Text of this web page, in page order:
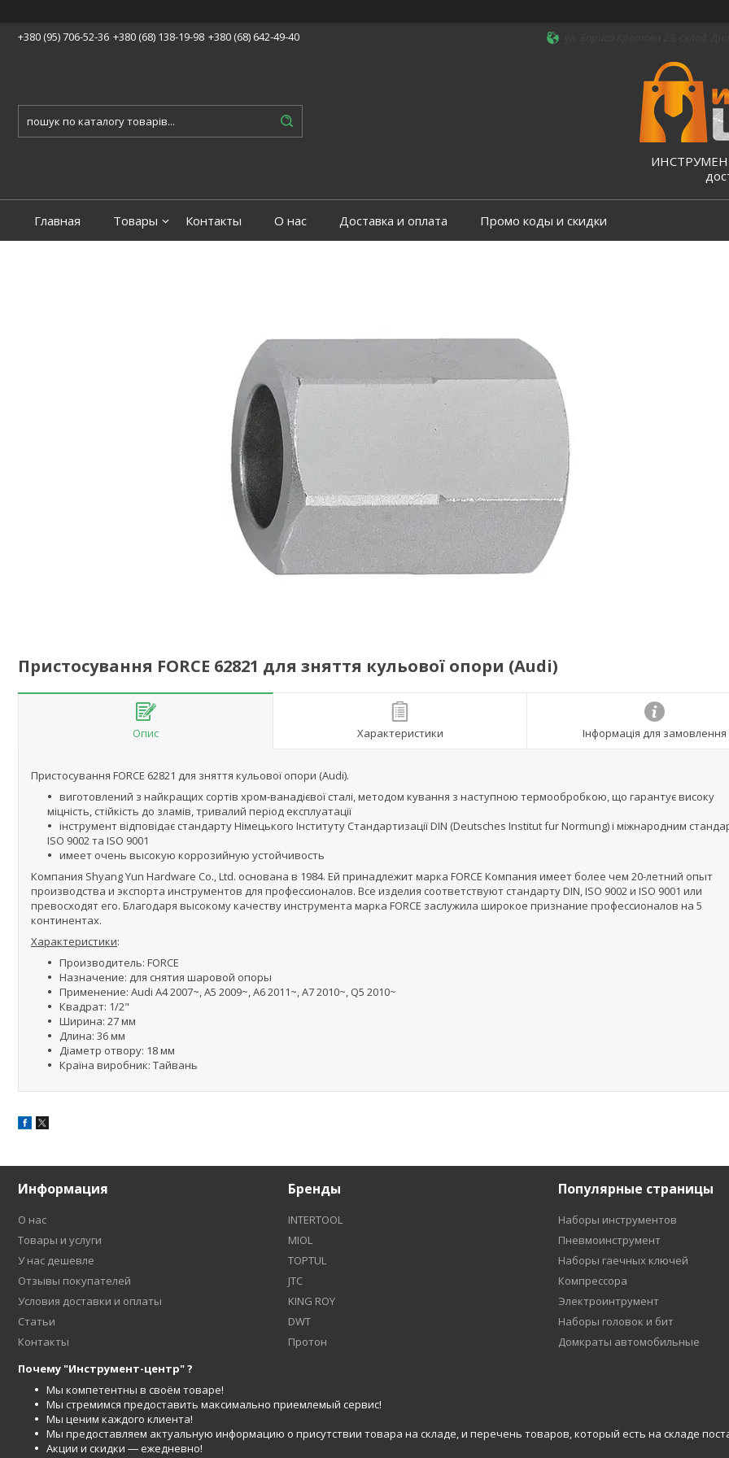
+380 (95) 706-52-36 +380 (68) 138-19-98 +380 (68) 642-49-40
Главная Товары Контакты О нас Доставка и оплата Промо коды и скидки
Пристосування FORCE 62821 для зняття кульової опори (Audi)
Опис Характеристики Інформація для замовлення
Пристосування FORCE 62821 для зняття кульової опори (Audi).
виготовлений з найкращих сортів хром-ванадієвої сталі, методом кування з наступною термообробкою, що гарантує високу
міцність, стійкість до зламів, тривалий період експлуатації
інструмент відповідає стандарту Німецького Інституту Стандартизації DIN (Deutsches Institut fur Normung) і міжнародним
ISO 9002 та ISO 9001
имеет очень высокую коррозийную устойчивость
Компания Shyang Yun Hardware Co., Ltd. основана в 1984. Ей принадлежит марка FORCE Компания имеет более чем 20-летний опыт
производства и экспорта инструментов для профессионалов. Все изделия соответствуют стандарту DIN, ISO 9002 и ISO 9001 или
превосходят его. Благодаря высокому качеству инструмента марка FORCE заслужила широкое признание профессионалов на 5
континентах.
Характеристики:
Производитель: FORCE
Назначение: для снятия шаровой опоры
Применение: Audi A4 2007~, A5 2009~, A6 2011~, A7 2010~, Q5 2010~
Квадрат: 1/2"
Ширина: 27 мм
Длина: 36 мм
Діаметр отвору: 18 мм
Країна виробник: Тайвань
Информация
О нас
Товары и услуги
У нас дешевле
Отзывы покупателей
Условия доставки и оплаты
Статьи
Контакты
Бренды
INTERTOOL
MIOL
TOPTUL
JTC
KING ROY
DWT
Протон
Популярные страницы
Наборы инструментов
Пневмоинструмент
Наборы гаечных ключей
Компрессора
Электроинтрумент
Наборы головок и бит
Домкраты автомобильные
Почему "Инструмент-центр" ?
Мы компетентны в своём товаре!
Мы стремимся предоставить максимально приемлемый сервис!
Мы ценим каждого клиента!
Мы предоставляем актуальную информацию о присутствии товара на складе, и перечень товаров, который есть на складе
Акции и скидки ― ежедневно!